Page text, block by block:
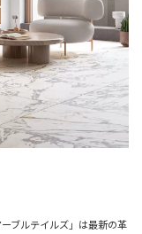
ブルテイルズ」は最新の革